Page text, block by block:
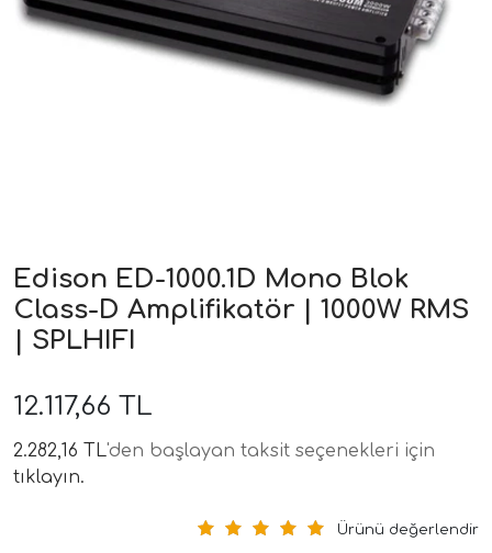
Edison ED-1000.1D Mono Blok
Class-D Amplifikatör | 1000W RMS
| SPLHIFI
12.117,66 TL
2.282,16 TL'den başlayan taksit seçenekleri için
tıklayın.
Ürünü değerlendir